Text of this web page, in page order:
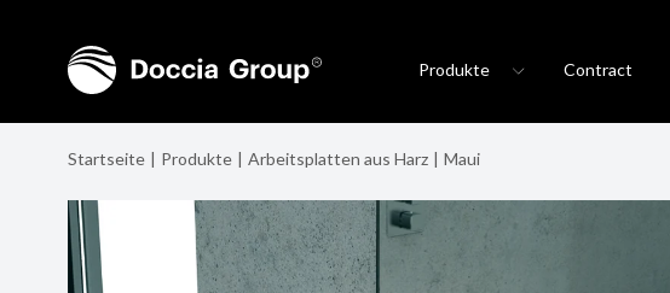
Produkte Contract
Startseite Produkte Arbeitsplatten aus Harz Maui